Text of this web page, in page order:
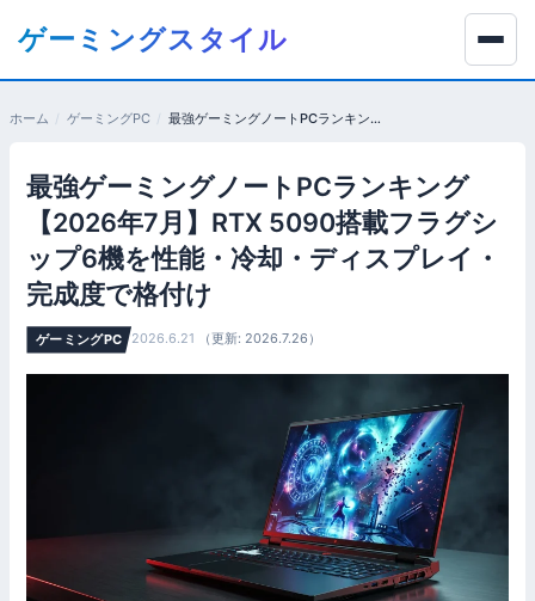
ツ
ゲーミングスタイル
ホーム ゲーミングPC 最強ゲーミングノートPCランキング【2026年7月】RTX 5090搭載フラグシップ6機を性能・冷却・ディスプレイ・完成度で格付け
最強ゲーミングノートPCランキング
【2026年7月】RTX 5090搭載フラグシ
ップ6機を性能・冷却・ディスプレイ・
完成度で格付け
ゲーミングPC 2026.6.21 （更新: 2026.7.26）